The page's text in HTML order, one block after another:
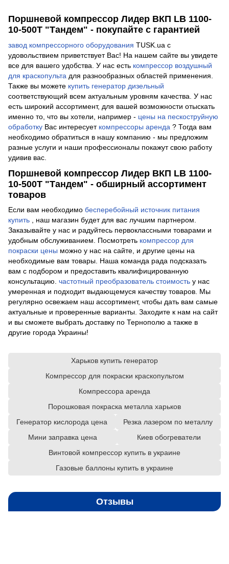
Поршневой компрессор Лидер ВКП LB 1100-
10-500T "Тандем" - покупайте с гарантией
завод компрессорного оборудования TUSK.ua с
удовольствием приветствует Вас! На нашем сайте вы увидете
все для вашего удобства. У нас есть компрессор воздушный
для краскопульта для разнообразных областей применения.
Также вы можете купить генератор дизельный
соответствующий всем актуальным уровням качества. У нас
есть широкий ассортимент, для вашей возможности отыскать
именно то, что вы хотели, например - цены на пескоструйную
обработку Вас интересует компрессоры аренда ? Тогда вам
необходимо обратиться в нашу компанию - мы предложим
разные услуги и наши профессионалы покажут свою работу
удивив вас.
Поршневой компрессор Лидер ВКП LB 1100-
10-500T "Тандем" - обширный ассортимент
товаров
Если вам необходимо бесперебойный источник питания
купить , наш магазин будет для вас лучшим партнером.
Заказывайте у нас и радуйтесь первоклассными товарами и
удобным обслуживанием. Посмотреть компрессор для
покраски цены можно у нас на сайте, и другие цены на
необходимые вам товары. Наша команда рада подсказать
вам с подбором и предоставить квалифицированную
консультацию. частотный преобразователь стоимость у нас
умеренная и подходит выдающемуся качеству товаров. Мы
регулярно освежаем наш ассортимент, чтобы дать вам самые
актуальные и проверенные варианты. Заходите к нам на сайт
и вы сможете выбрать доставку по Тернополю а также в
другие города Украины!
Харьков купить генератор
Компрессор для покраски краскопультом
Компрессора аренда
Порошковая покраска металла харьков
Генератор кислорода цена
Резка лазером по металлу
Мини заправка цена
Киев обогреватели
Винтовой компрессор купить в украине
Газовые баллоны купить в украине
Отзывы